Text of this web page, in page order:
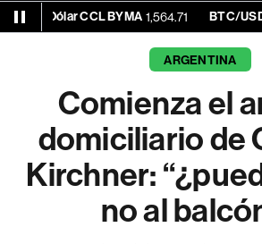
CCL BYMA 1,564.71 BTC/USD
ARGENTINA
Comienza el
domiciliario de
Kirchner:
no al